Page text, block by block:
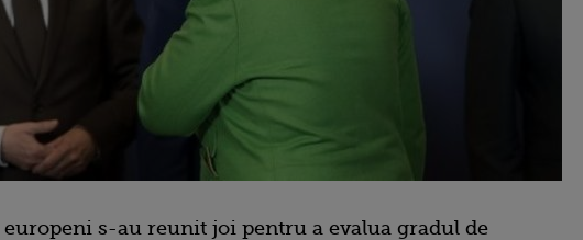
s-au reunit joi pentru a evalua gradul de